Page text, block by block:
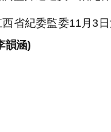
西省紀委監委11月3
韻涵)